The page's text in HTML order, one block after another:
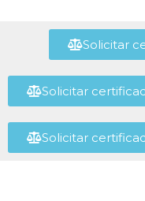
Solicitar
Solicitar
Solicitar